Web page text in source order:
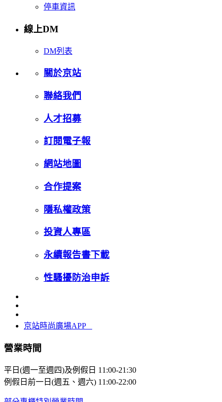
停車資訊
線上DM
DM列表
關於京站
聯絡我們
人才招募
訂閱電子報
網站地圖
合作提案
隱私權政策
投資人專區
永續報告書下載
性騷擾防治申訴
京站時尚廣場APP
營業時間
平日(週一至週四)及例假日 11:00-21:30
例假日前一日(週五、週六) 11:00-22:00